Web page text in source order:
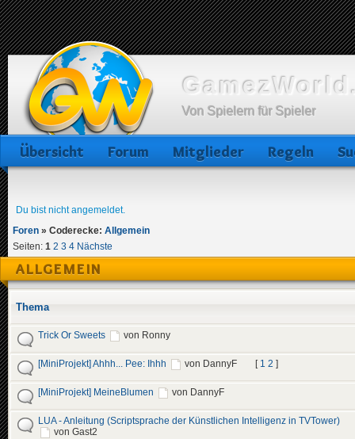
Von Spielern für Spieler
Übersicht Forum Mitglieder Regeln
Du bist nicht angemeldet.
Foren » Coderecke: Allgemein
Seiten: 1 2 3 4 Nächste
ALLGEMEIN
Thema
Trick Or Sweets von Ronny
[MiniProjekt] Ahhh... Pee: Ihhh von DannyF [ 1 2 ]
[MiniProjekt] MeineBlumen von DannyF
LUA - Anleitung (Scriptsprache der Künstlichen Intelligenz in TVTower)
von Gast2